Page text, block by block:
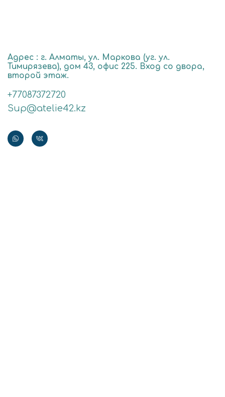
Адрес : г. Алматы, ул. Маркова (уг. ул.
Тимирязева), дом 43, офис 225. Вход со двора,
второй этаж.
+77087372720
Sup@atelie42.kz